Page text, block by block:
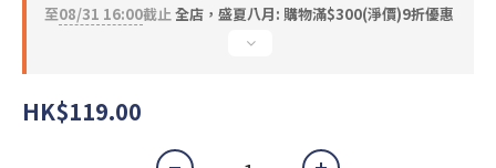
至08/31 16:00截止全店，盛夏八月: 購物滿$300(淨價)9折優惠
HK$119.00